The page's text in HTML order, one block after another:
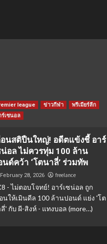
league ข่าวกีฬา
พรีเมียร์ลีก
ร์เซนอล
อนสติปืนใหญ่! อดีตแข้งชี้ อาร์
น่อล ไม่ควรทุ่ม 100 ล้าน
นด์คว้า ‘โตนาลี่’ ร่วมทัพ
February 28, 2026 freelance
- ไม่ตอบโจทย์! อาร์เซน่อล ถูก
นให้เมินดีล 100 ล้านปอนด์ แย่ง 'โต
' กับ ผี-สิงห์ - แทงบอล (more…)